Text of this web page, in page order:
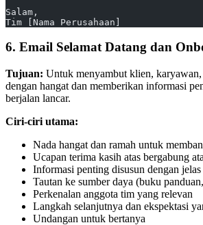
Salam,
Tim [Nama Perusahaan]
6. Email Selamat Datang dan
Tujuan: Untuk menyambut klien, karyawan,
dengan hangat dan memberikan informasi
berjalan lancar.
Ciri-ciri utama:
Nada hangat dan ramah untuk
Ucapan terima kasih atas bergabung
Informasi penting disusun dengan jelas
Tautan ke sumber daya (buku
Perkenalan anggota tim yang relevan
Langkah selanjutnya dan ekspektasi
Undangan untuk bertanya